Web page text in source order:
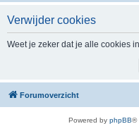
Verwijder cookies
Weet je zeker dat je alle cookies
Forumoverzicht
Powered by phpBB®